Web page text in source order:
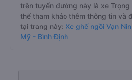
trên tuyến đường này là xe Trọng
thể tham khảo thêm thông tin và
tại trang này: Xe ghế ngồi Vạn
Mỹ - Bình Định